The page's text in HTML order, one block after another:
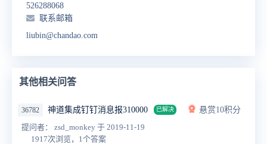
526288068
联系邮箱
liubin@chandao.com
其他相关问答
36782 神道集成钉钉消息报310000 已解决
悬赏10积分
提问者： zsd_monkey 于 2019-11-19
1917次浏览，1个答案